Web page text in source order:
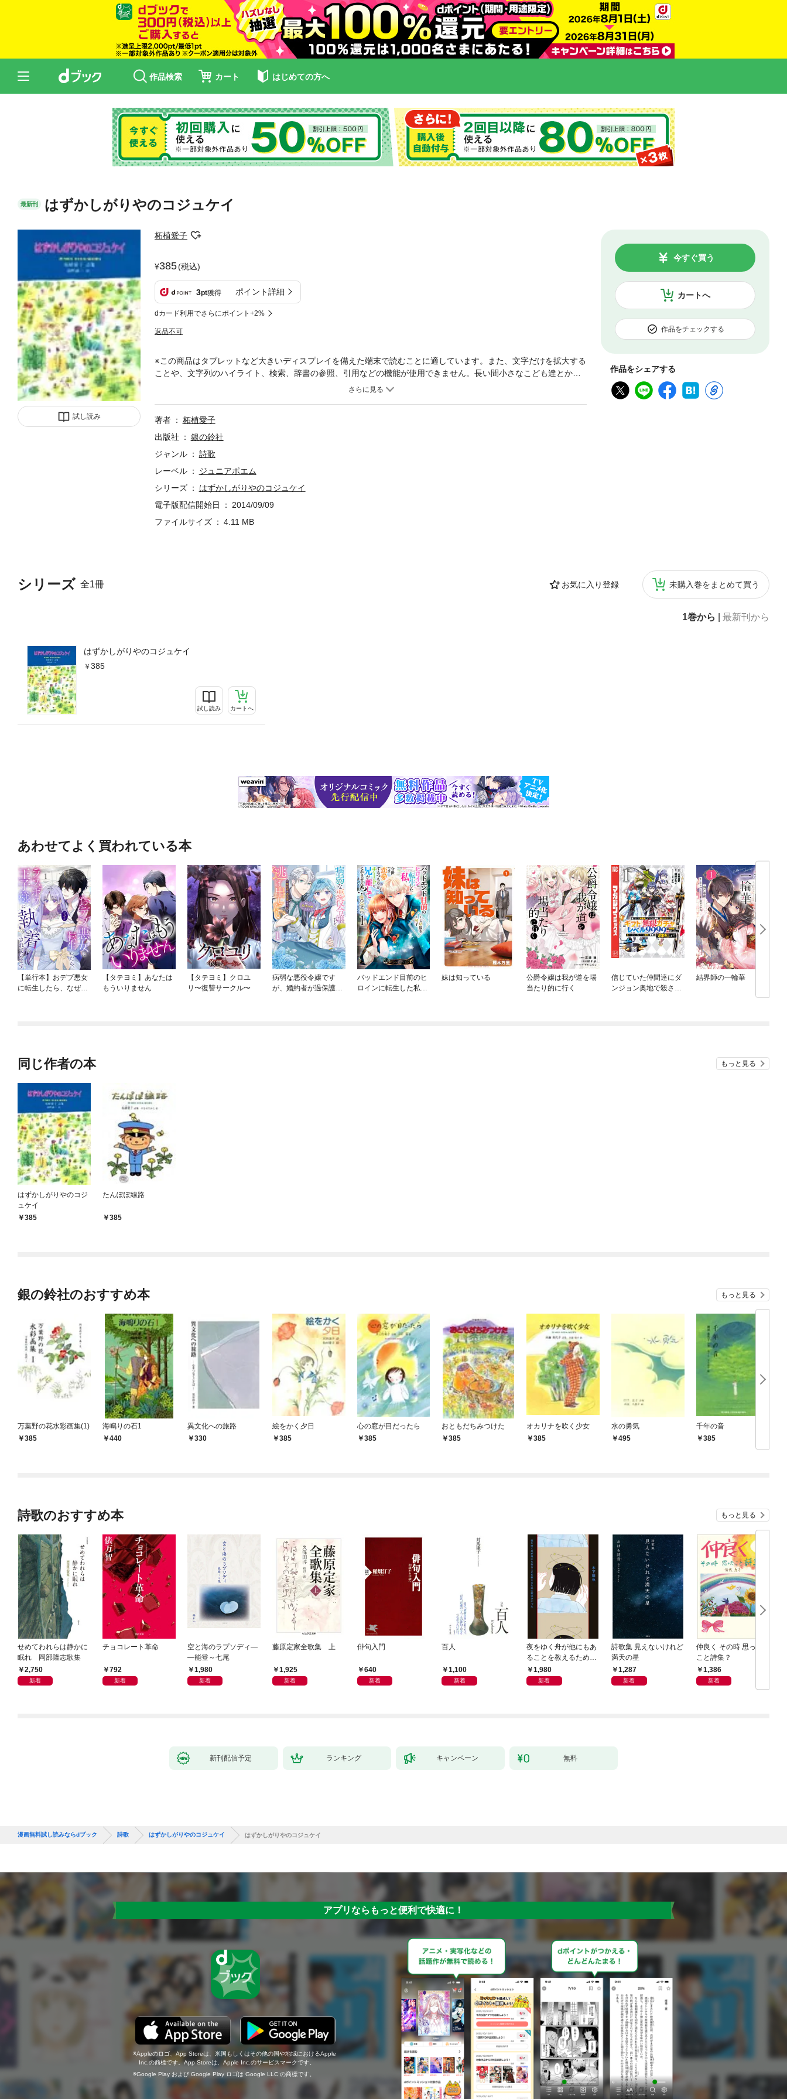
作品検索 カート はじめての方へ
最新刊 はずかしがりやのコジュケイ
試し読み
柘植愛子
385(税込)
3pt獲得 ポイント詳細
dカード利用でさらにポイント+2%
返品不可
カートへ
今すぐ買う
作品をチェックする
作品をシェアする
シリーズ 全1冊 お気に入り登録 未購入巻をまとめて買う
1巻から 最新刊から
はずかしがりやのコジュケイ
385
試し読み カートへ
※この商品はタブレットなど大きいディスプレイを備えた端末で読むことに適しています。また、文字だけを拡大する
ことや、文字列のハイライト、検索、辞書の参照、引用などの機能が使用できません。長い間小さなこども達とかか
わっての生活が続きました。せみも、とんぼもかたつむりも、みんなこども達から観方を教えられたものです。今思
能力の限界を感じます。この本の中の一編でも心に留めていただける詩があればと願っています。―あとがきより抜
粋―
著者
柘植愛子
出版社
銀の鈴社
ジャンル
詩歌
レーベル
ジュニアポエム
シリーズ
はずかしがりやのコジュケイ
電子版配信開始日
2014/09/09
ファイルサイズ
4.11 MB
あわせてよく買われている本
【単行本】おデブ悪女
に転生したら、なぜか
【タテヨミ】あなたは
もういりません
【タテヨミ】クロユ
リ〜復讐サークル〜
病弱な悪役令嬢です
が、婚約者が過保護す
バッドエンド目前のヒ
ロインに転生した私、
妹は知っている
公爵令嬢は我が道を場
当たり的に行く
信じていた仲間達にダ
ンジョン奥地で殺され
結界師の一輪華
同じ作者の本 もっと見る
はずかしがりやのコジ
ュケイ
385
たんぽぽ線路
385
銀の鈴社のおすすめ本 もっと見る
万葉野の花水彩画集(1)
385
海鳴りの石1
440
異文化への旅路
330
絵をかく夕日
385
心の窓が目だったら
385
おともだちみつけた
385
オカリナを吹く少女
385
水の勇気
495
千年の音
385
詩歌のおすすめ本 もっと見る
せめてわれらは静かに
眠れ 岡部隆志歌集
2,750
新着
チョコレート革命
792
新着
空と海のラプソディ―
―能登～七尾
1,980
新着
藤原定家全歌集 上
1,925
新着
俳句入門
640
新着
百人
1,100
新着
夜をゆく舟が他にもあ
ることを教えるために
歌はひかった
1,980
新着
詩歌集 見えないけれど
満天の星
1,287
新着
仲良く その時 思った
こと詩集？
1,386
新着
新刊配信予定 ランキング キャンペーン 無料
漫画無料試し読みならdブック 詩歌 はずかしがりやのコジュケイ はずかしがりやのコジュケイ
アプリならもっと便利で快適に！
Appleのロゴ、App Storeは、米国もしくはその他の国や地域におけるApple
Inc.の商標です。App Storeは、Apple Inc.のサービスマークです。
Google Play および Google Play ロゴは Google LLC の商標です。